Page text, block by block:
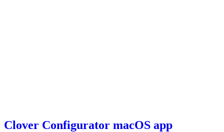
Clover Configurator macOS app